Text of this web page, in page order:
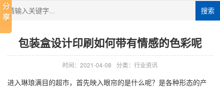
搜索
包装盒设计印刷如何带有情感的色彩呢
时间：2021-04-08 分类：行业资讯
进入琳琅满目的超市，首先映入眼帘的是什么呢？是各种形态的产